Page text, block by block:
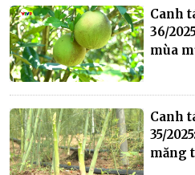
Canh
36/
mùa
Canh
35/
măng